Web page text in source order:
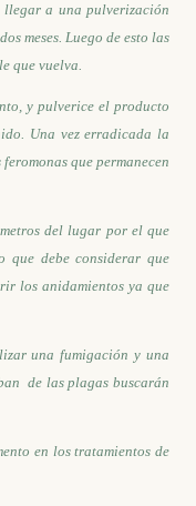
llegar a una pulverización
meses. Luego de esto las
que vuelva.
y pulverice el producto
Una vez erradicada la
que permanecen
del lugar por el que
que debe considerar que
los anidamientos ya que
una fumigación y una
de las plagas buscarán
en los tratamientos de